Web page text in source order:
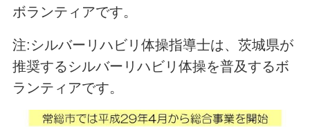
ボランティアです。
注:シルバーリハビリ体操指導士は、茨城県が
推奨するシルバーリハビリ体操を普及するボ
ランティアです。